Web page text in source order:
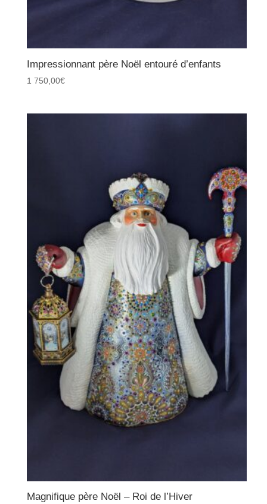
Impressionnant père Noël entouré d’enfants
1 750,00€
Magnifique père Noël – Roi de l’Hiver